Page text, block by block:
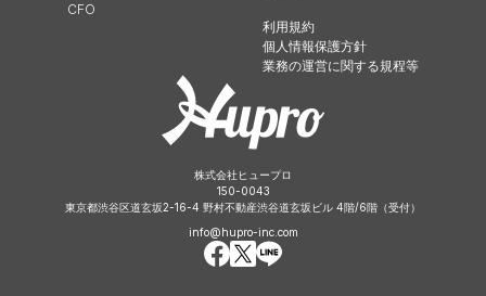
CFO
利用規約
個人情報保護方針
業務の運営に関する規程等
株式会社ヒュープロ
150-0043
東京都渋谷区道玄坂2-16-4 野村不動産渋谷道玄坂ビル 4階/6階（受付）
info@hupro-inc.com